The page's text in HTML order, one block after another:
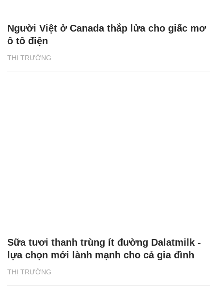
THỊ TRƯỜNG
Người Việt ở Canada thắp lửa cho giấc mơ
ô tô điện
THỊ TRƯỜNG
Sữa tươi thanh trùng ít đường Dalatmilk -
lựa chọn mới lành mạnh cho cả gia đình